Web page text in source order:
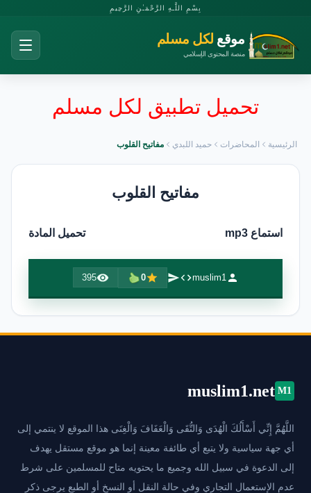
بِسْمِ اللَّـهِ الرَّحْمَـٰنِ الرَّحِيمِ
موقع لكل مسلم
منصة المحتوى الإسلامي
تحميل تطبيق لكل مسلم
الرئيسية المحاضرات حميد اللبدي مفاتيح القلوب
مفاتيح القلوب
استماع mp3 تحميل المادة
muslim1
0
395
M1
muslim1.net
اللَّهُمَّ إِنِّي أَسْأَلُكَ الْهُدَى وَالتُّقَى وَالْعَفَافَ وَالْغِنَى هذا الموقع لا ينتمي إلى
أي جهة سياسية ولا يتبع أي طائفة معينة إنما هو موقع مستقل يهدف
إلى الدعوة في سبيل الله وجميع ما يحتويه متاح للمسلمين على شرط
عدم الإستعمال التجاري وفي حالة النقل أو النسخ أو الطبع يرجى ذكر